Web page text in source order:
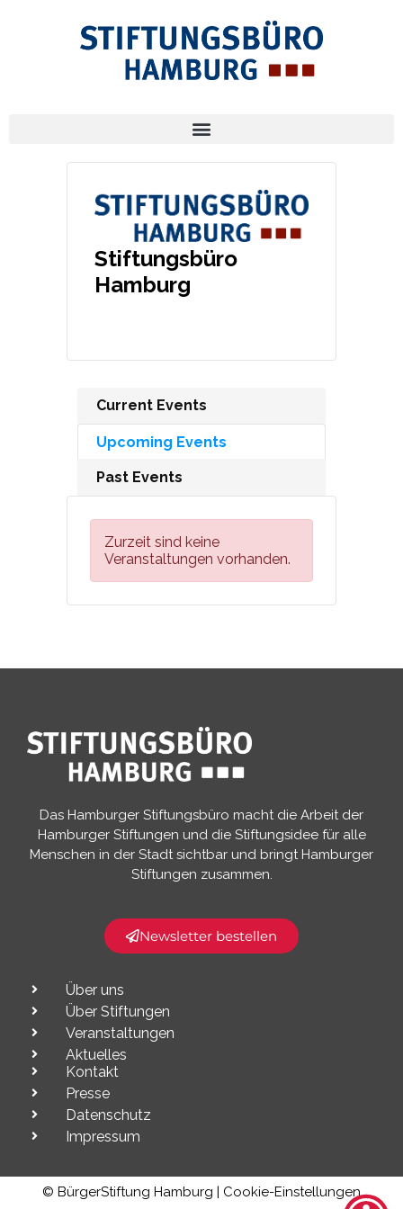
Stiftungsbüro
Hamburg
Current Events
Upcoming Events
Past Events
Zurzeit sind keine
Veranstaltungen vorhanden.
Das Hamburger Stiftungsbüro macht die Arbeit der
Hamburger Stiftungen und die Stiftungsidee für alle
Menschen in der Stadt sichtbar und bringt Hamburger
Stiftungen zusammen.​
Newsletter bestellen
Über uns
Über Stiftungen
Veranstaltungen
Aktuelles
Kontakt
Presse
Datenschutz
Impressum
© BürgerStiftung Hamburg | Cookie-Einstellungen